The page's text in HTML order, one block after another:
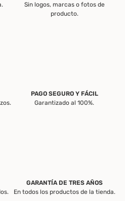
Sin logos, marcas o fotos de
producto.
PAGO SEGURO Y FÁCIL
Garantizado al 100%.
GARANTÍA DE TRES AÑOS
En todos los productos de la tienda.